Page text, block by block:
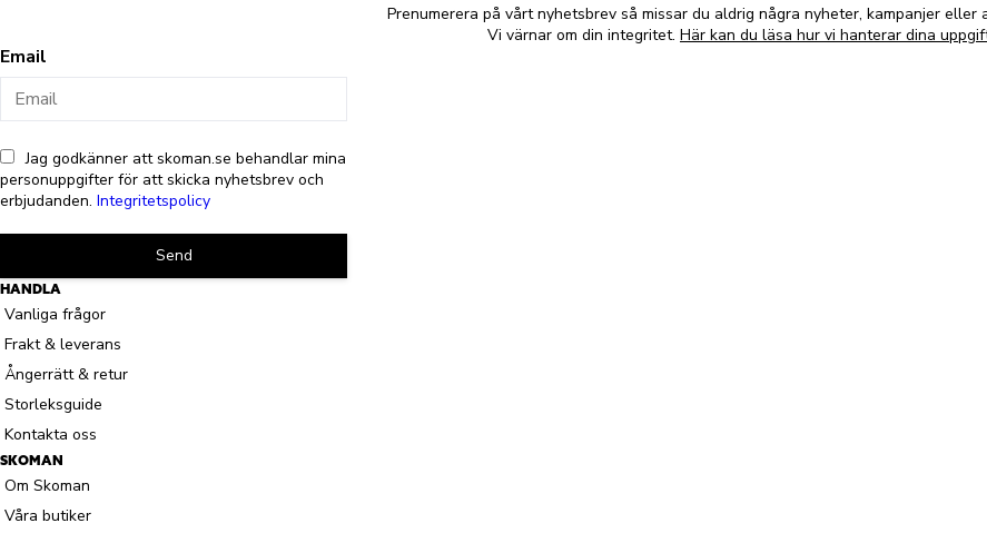
Prenumerera på vårt nyhetsbrev så missar du aldrig några nyheter, kampanjer eller
Vi värnar om din integritet. Här kan du läsa hur vi hanterar dina
Email
Jag godkänner att skoman.se behandlar mina
personuppgifter för att skicka nyhetsbrev och
erbjudanden. Integritetspolicy
Send
HANDLA
Vanliga frågor
Frakt & leverans
Ångerrätt & retur
Storleksguide
Kontakta oss
SKOMAN
Om Skoman
Våra butiker